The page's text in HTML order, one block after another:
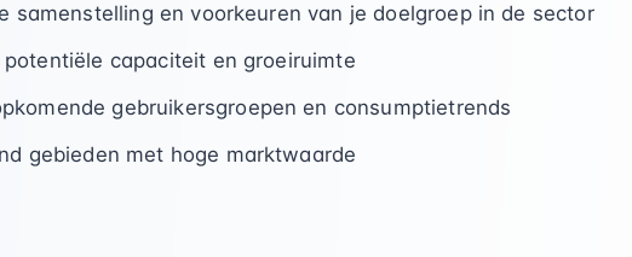
samenstelling en voorkeuren van je doelgroep in de sector
potentiële capaciteit en groeiruimte
gebruikersgroepen en consumptietrends
gebieden met hoge marktwaarde